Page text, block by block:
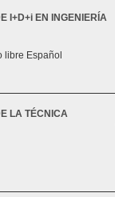
I+D+i EN INGENIERÍA
libre Español
LA TÉCNICA